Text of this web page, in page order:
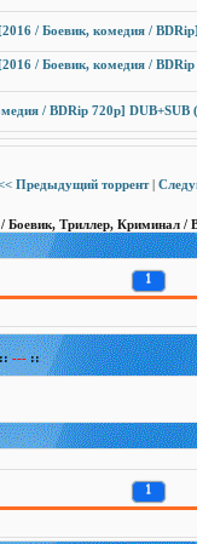
/ Боевик, комедия / BDRip]
/ Боевик, комедия / BDRip
/ BDRip 720p] DUB+SUB
Предыдущий торрент
Боевик, Триллер, Криминал /
1
::---::
1